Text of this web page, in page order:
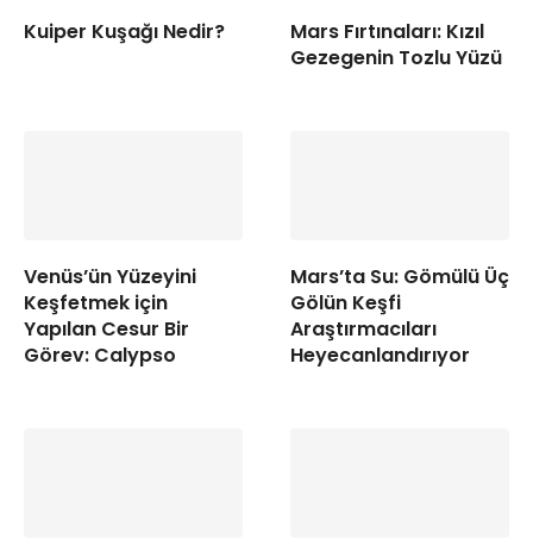
Kuiper Kuşağı Nedir?
Mars Fırtınaları: Kızıl
Gezegenin Tozlu Yüzü
Venüs’ün Yüzeyini
Keşfetmek için
Yapılan Cesur Bir
Görev: Calypso
Mars’ta Su: Gömülü Üç
Gölün Keşfi
Araştırmacıları
Heyecanlandırıyor